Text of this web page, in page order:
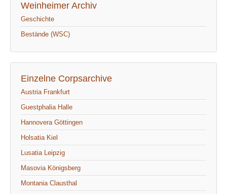
Weinheimer Archiv
Geschichte
Bestände (WSC)
Einzelne Corpsarchive
Austria Frankfurt
Guestphalia Halle
Hannovera Göttingen
Holsatia Kiel
Lusatia Leipzig
Masovia Königsberg
Montania Clausthal